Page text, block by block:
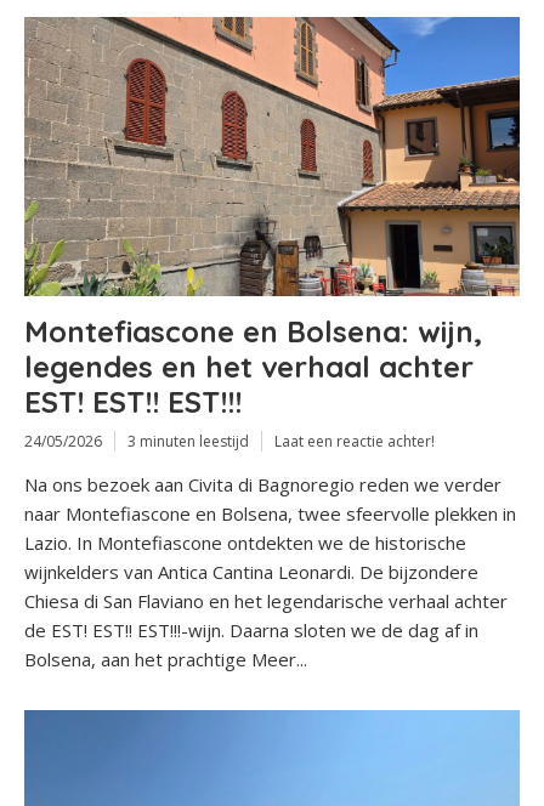
Montefiascone en Bolsena: wijn,
legendes en het verhaal achter
EST! EST!! EST!!!
24/05/2026 3 minuten leestijd Laat een reactie achter!
Na ons bezoek aan Civita di Bagnoregio reden we verder
naar Montefiascone en Bolsena, twee sfeervolle plekken in
Lazio. In Montefiascone ontdekten we de historische
wijnkelders van Antica Cantina Leonardi. De bijzondere
Chiesa di San Flaviano en het legendarische verhaal achter
de EST! EST!! EST!!!-wijn. Daarna sloten we de dag af in
Bolsena, aan het prachtige Meer...